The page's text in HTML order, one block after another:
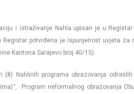
i istraživanje Nahla upisan je u
Registar potvrđena je ispunjenost uvjeta za
Kantona Sarajevo broj 40/15).
(8) Nahlinih programa obrazovanja
Program neformalnog obrazovanja